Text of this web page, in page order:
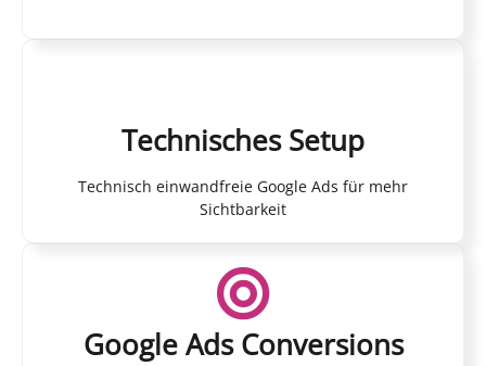
Technisches Setup
Technisch einwandfreie Google Ads für mehr
Sichtbarkeit
Google Ads Conversions